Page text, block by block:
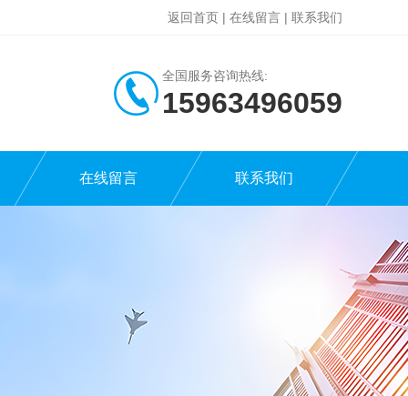
返回首页 | 在线留言 | 联系我们
全国服务咨询热线:
15963496059
在线留言 联系我们